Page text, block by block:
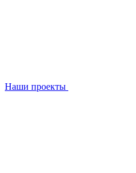
Наши проекты